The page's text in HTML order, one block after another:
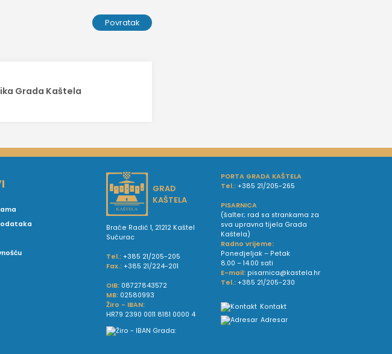
Povratak
Grada Kaštela
GRAD
KAŠTELA
Braće Radić 1, 21212 Kaštel
Sućurac
Tel.: +385 21/205-205
Fax.: +385 21/224-201
OIB: 08727843572
MB: 02580993
Žiro - IBAN:
HR79 2390 0011 8181 0000 4
PORTA GRADA KAŠTELA
Tel.: +385 21/205-265
PISARNICA
(šalter; rad sa strankama za
sva upravna tijela Grada
Kaštela)
Radno vrijeme:
Ponedjeljak – Petak
8.00 – 14.00 sati
E-mail: pisarnica@kastela.hr
Tel.: +385 21/205-230
Kontakt
Adresar